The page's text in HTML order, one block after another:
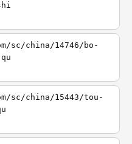
sc/china/14746/bo-
sc/china/15443/tou-